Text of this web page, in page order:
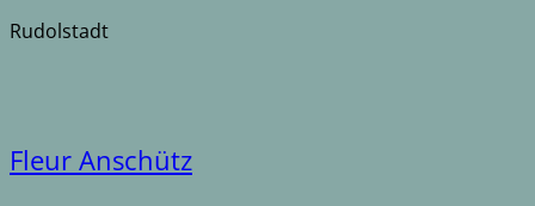
Rudolstadt
Fleur Anschütz